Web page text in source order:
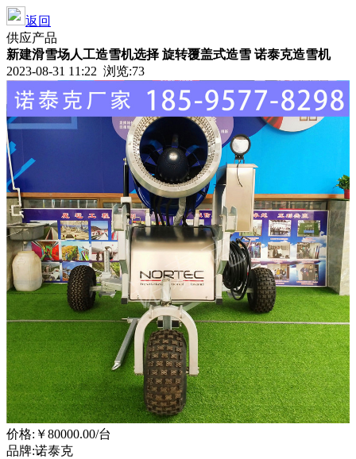
返回
供应产品
新建滑雪场人工造雪机选择 旋转覆盖式造雪 诺泰克造雪机
2023-08-31 11:22 浏览:73
价格: ￥80000.00/台
品牌:诺泰克